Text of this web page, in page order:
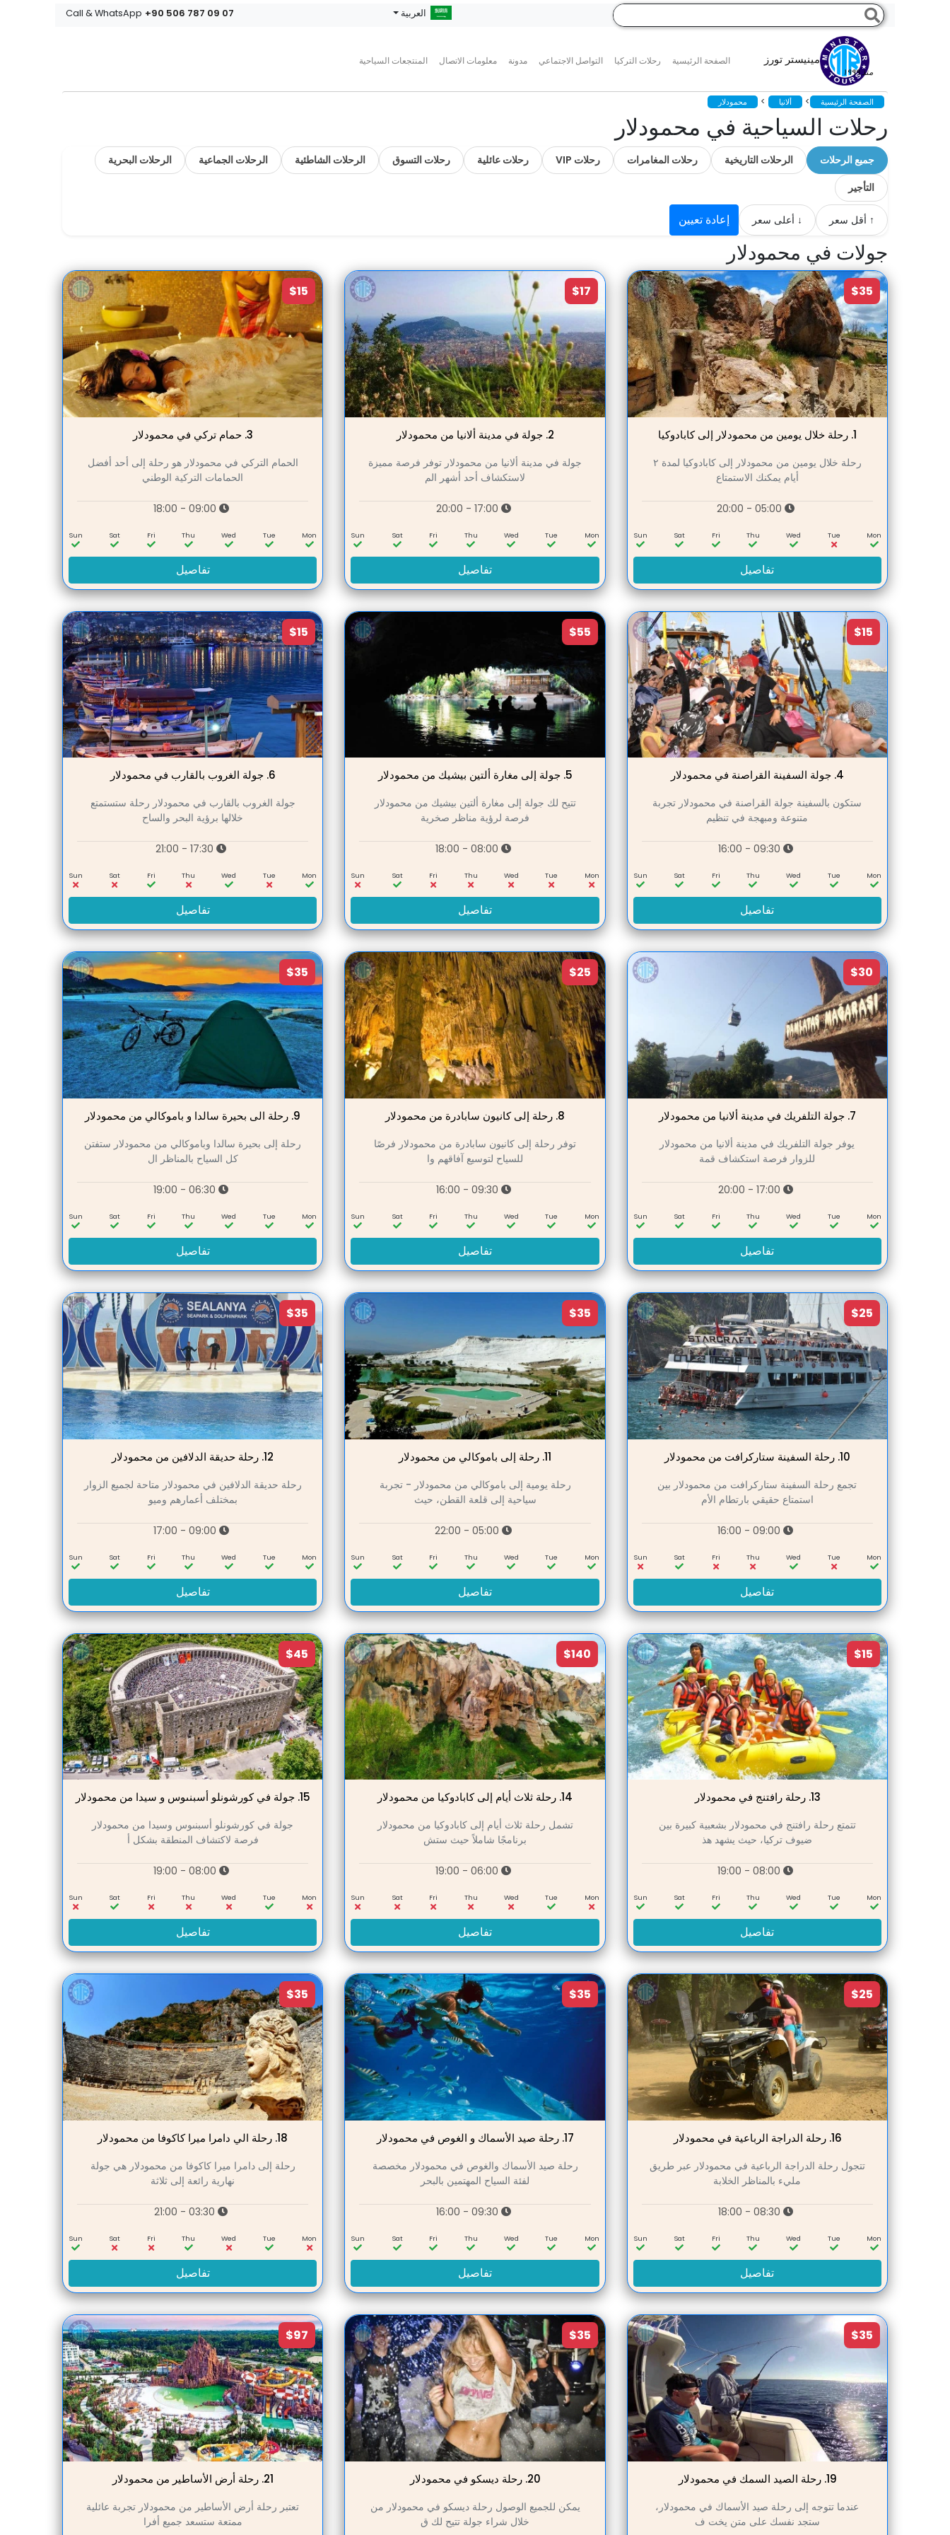
مينيستر تورز
منذ ١٩٩٩
الصفحة الرئيسية رحلات التركيا التواصل الاجتماعي مدونة معلومات الاتصال المنتجعات السياحية
العربية Call & WhatsApp +90 506 787 09 07
الصفحة الرئيسية > ألانيا > محمودلار
رحلات السياحية في محمودلار
جميع الرحلات الرحلات التاريخية رحلات المغامرات رحلات VIP رحلات عائلية رحلات التسوق الرحلات الشاطئية الرحلات الجماعية
الرحلات البحرية
التأجير
↑ أقل سعر ↓ أعلى سعر إعادة تعيين
جولات في محمودلار
$35
1. رحلة خلال يومين من محمودلار إلى كابادوكيا
رحلة خلال يومين من محمودلار إلى كابادوكيا لمدة ۲
أيام يمكنك الاستمتاع
Mon
Tue
Wed
Thu
Fri
Sat
Sun
تفاصيل
$17
2. جولة في مدينة ألانيا من محمودلار
جولة في مدينة ألانيا من محمودلار توفر فرصة مميزة
لاستكشاف أحد أشهر الم
Mon
Tue
Wed
Thu
Fri
Sat
Sun
تفاصيل
$15
3. حمام تركي في محمودلار
الحمام التركي في محمودلار هو رحلة إلى أحد أفضل
الحمامات التركية الوطني
Mon
Tue
Wed
Thu
Fri
Sat
Sun
تفاصيل
$15
4. جولة السفينة القراصنة في محمودلار
ستكون بالسفينة جولة القراصنة في محمودلار تجربة
متنوعة ومبهجة في تنظيم
Mon
Tue
Wed
Thu
Fri
Sat
Sun
تفاصيل
$55
5. جولة إلى مغارة ألتين بيشيك من محمودلار
تتيح لك جولة إلى مغارة ألتين بيشيك من محمودلار
فرصة لرؤية مناظر صخرية
08:00 - 18:00
Mon
Tue
Wed
Thu
Fri
Sat
Sun
تفاصيل
$15
6. جولة الغروب بالقارب في محمودلار
جولة الغروب بالقارب في محمودلار رحلة ستستمتع
خلالها برؤية البحر والساح
17:30 - 21:00
Mon
Tue
Wed
Thu
Fri
Sat
Sun
تفاصيل
$30
7. جولة التلفريك في مدينة ألانيا من محمودلار
يوفر جولة التلفريك في مدينة ألانيا من محمودلار
للزوار فرصة استكشاف قمة
Mon
Tue
Wed
Thu
Fri
Sat
Sun
تفاصيل
$25
8. رحلة إلى كانيون سابادرة من محمودلار
توفر رحلة إلى كانيون سابادرة من محمودلار فرصًا
للسياح لتوسيع آفاقهم وا
Mon
Tue
Wed
Thu
Fri
Sat
Sun
تفاصيل
$35
9. رحلة الى بحيرة سالدا و باموكالي من محمودلار
رحلة إلى بحيرة سالدا وباموكالي من محمودلار ستفتن
كل السياح بالمناظر ال
06:30 - 19:00
Mon
Tue
Wed
Thu
Fri
Sat
Sun
تفاصيل
$25
10. رحلة السفينة ستاركرافت من محمودلار
تجمع رحلة السفينة ستاركرافت من محمودلار بين
استمتاع حقيقي بارتطام الأم
09:00 - 16:00
Mon
Tue
Wed
Thu
Fri
Sat
Sun
تفاصيل
$35
11. رحلة إلى باموكالي من محمودلار
رحلة يومية إلى باموكالي من محمودلار - تجربة
سياحية إلى قلعة القطن، حيث
05:00 - 22:00
Mon
Tue
Wed
Thu
Fri
Sat
Sun
تفاصيل
$35
12. رحلة حديقة الدلافين من محمودلار
رحلة حديقة الدلافين في محمودلار متاحة لجميع الزوار
بمختلف أعمارهم وميو
Mon
Tue
Wed
Thu
Fri
Sat
Sun
تفاصيل
$15
13. رحلة رافتنج في محمودلار
تتمتع رحلة رافتنج في محمودلار بشعبية كبيرة بين
ضيوف تركيا، حيث يشهد هذ
08:00 - 19:00
Mon
Tue
Wed
Thu
Fri
Sat
Sun
تفاصيل
$140
14. رحلة ثلاث أيام إلى كابادوكيا من محمودلار
تشمل رحلة ثلاث أيام إلى كابادوكيا من محمودلار
برنامجًا شاملاً حيث ستش
06:00 - 19:00
Mon
Tue
Wed
Thu
Fri
Sat
Sun
تفاصيل
$45
15. جولة في كورشونلو أسبنىوس و سيدا من محمودلار
جولة في كورشونلو أسبنىوس وسيدا من محمودلار
فرصة لاكتشاف المنطقة بشكل أ
Mon
Tue
Wed
Thu
Fri
Sat
Sun
تفاصيل
$25
16. رحلة الدراجة الرباعية في محمودلار
تتجول رحلة الدراجة الرباعية في محمودلار عبر طريق
مليء بالمناظر الخلابة
Mon
Tue
Wed
Thu
Fri
Sat
Sun
تفاصيل
$35
17. رحلة صيد الأسماك و الغوص في محمودلار
رحلة صيد الأسماك والغوص في محمودلار مخصصة
لفئة السياح المهتمين بالبحر
Mon
Tue
Wed
Thu
Fri
Sat
Sun
تفاصيل
$35
18. رحلة الي دامرا ميرا كاكوفا من محمودلار
رحلة إلى دامرا ميرا كاكوفا من محمودلار هي جولة
نهارية رائعة إلى ثلاثة
03:30 - 21:00
Mon
Tue
Wed
Thu
Fri
Sat
Sun
تفاصيل
$35
19. رحلة الصيد السمك في محمودلار
عندما تتوجه إلى رحلة صيد الأسماك في محمودلار،
ستجد نفسك على متن يخت ف
$35
20. رحلة ديسكو في محمودلار
يمكن للجميع الوصول رحلة ديسكو في محمودلار من
خلال شراء جولة تتيح لك ق
$97
21. رحلة أرض الأساطير من محمودلار
تعتبر رحلة أرض الأساطير من محمودلار تجربة عائلية
ممتعة ستسعد جميع أفرا